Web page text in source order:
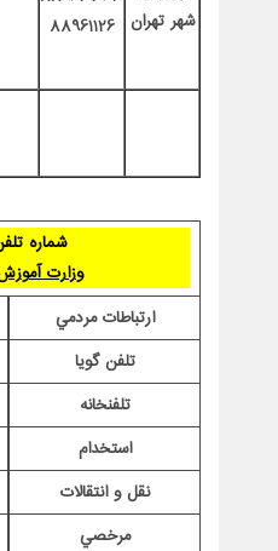
شهر تهران 88961126
شماره
وزارت
ارتباطات مردمي
تلفن گویا
تلفنخانه
استخدام
نقل و انتقالات
مرخصي